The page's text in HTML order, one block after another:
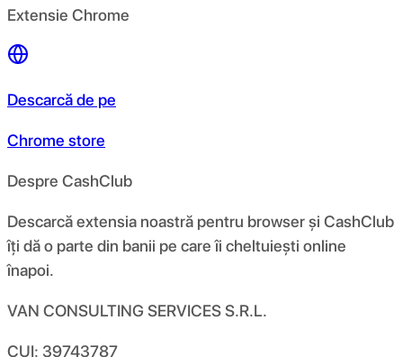
Extensie Chrome
Descarcă de pe
Chrome store
Despre CashClub
Descarcă extensia noastră pentru browser și CashClub
îți dă o parte din banii pe care îi cheltuiești online
înapoi.
VAN CONSULTING SERVICES S.R.L.
CUI: 39743787